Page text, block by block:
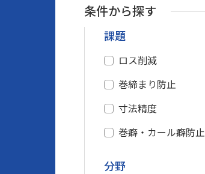
条件から探す
課題
ロス削減
巻締まり防止
寸法精度
巻癖・カール癖防止
分野